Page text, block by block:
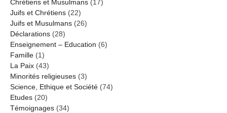
Chrétiens et Musulmans (17)
Juifs et Chrétiens (22)
Juifs et Musulmans (26)
Déclarations (28)
Enseignement – Education (6)
Famille (1)
La Paix (43)
Minorités religieuses (3)
Science, Ethique et Société (74)
Etudes (20)
Témoignages (34)